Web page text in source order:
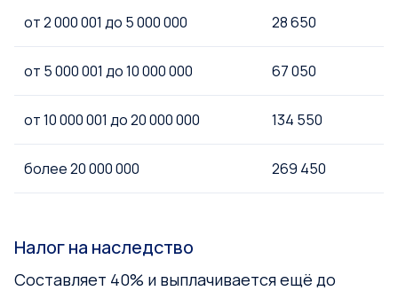
от 2 000 001 до 5 000 000 28 650
от 5 000 001 до 10 000 000 67 050
от 10 000 001 до 20 000 000 134 550
более 20 000 000 269 450
Налог на наследство
Составляет 40% и выплачивается ещё до